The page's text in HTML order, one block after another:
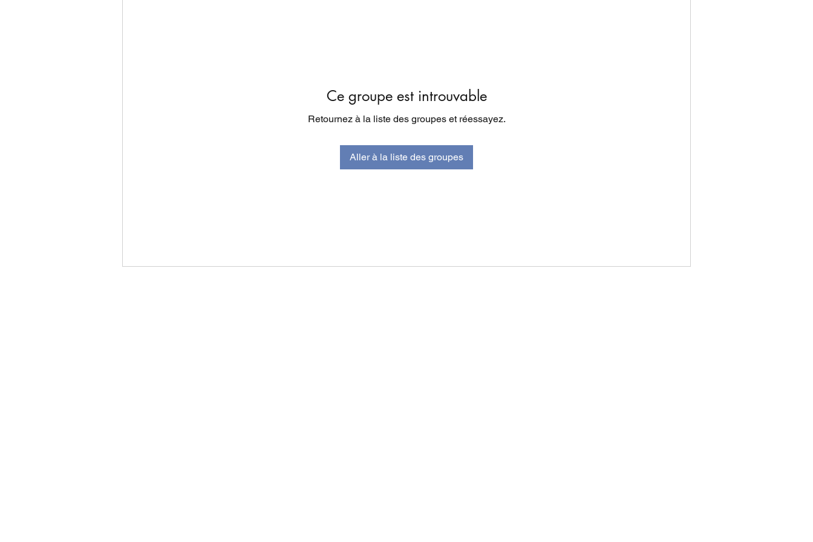
Ce groupe est introuvable
Retournez à la liste des groupes et réessayez.
Aller à la liste des groupes